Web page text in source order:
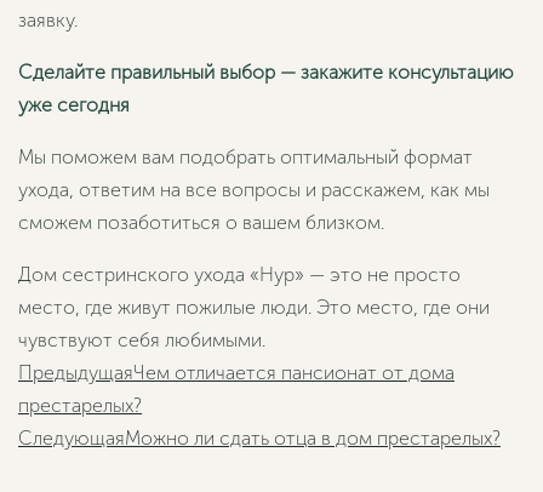
заявку.
Сделайте правильный выбор — закажите консультацию
уже сегодня
Мы поможем вам подобрать оптимальный формат
ухода, ответим на все вопросы и расскажем, как мы
сможем позаботиться о вашем близком.
Дом сестринского ухода «Нур» — это не просто
место, где живут пожилые люди. Это место, где они
чувствуют себя любимыми.
Пред
ПредыдущаяЧем отличается пансионат от дома
престарелых?
СледующаяМожно ли сдать отца в дом престарелых?